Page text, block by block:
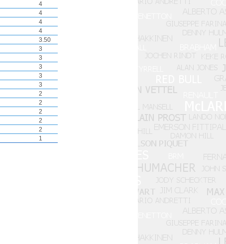
4
4
4
4
3.50
3
3
3
3
3
2
2
2
2
2
1